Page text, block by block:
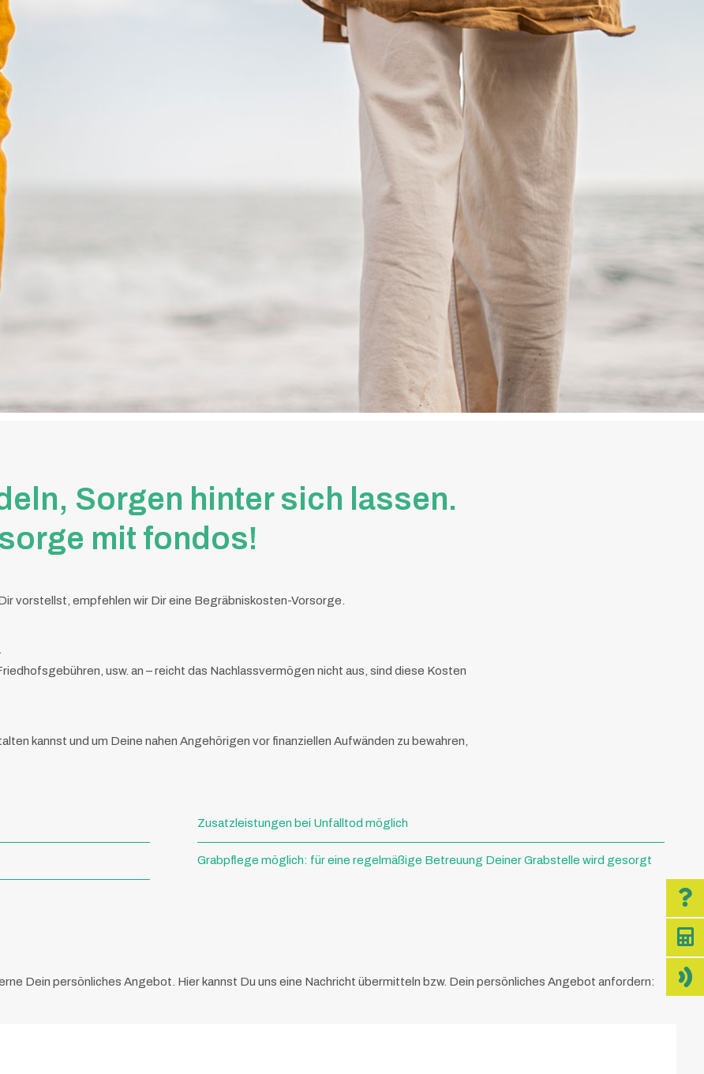
Sorgen hinter sich lassen.
mit fondos!
vorstellst, empfehlen wir Dir eine Begräbniskosten-Vorsorge.
usw. an – reicht das Nachlassvermögen nicht aus, sind diese Kosten
kannst und um Deine nahen Angehörigen vor finanziellen Aufwänden zu bewahren,
Zusatzleistungen bei Unfalltod möglich
Grabpflege möglich: für eine regelmäßige Betreuung Deiner Grabstelle wird gesorgt
Dein persönliches Angebot. Hier kannst Du uns eine Nachricht übermitteln bzw. Dein persönliches Angebot anfordern: